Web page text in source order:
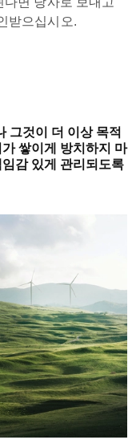
받으십시오.
그것이 더 이상 목적
쌓이게 방치하지 마
감 있게 관리되도록